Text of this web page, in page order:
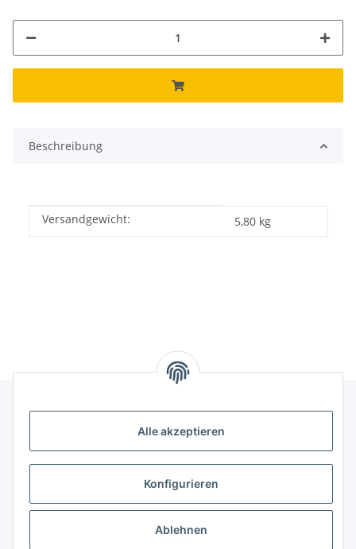
Alle akzeptieren
Konfigurieren
Ablehnen
Beschreibung
Produkteigenschaft
Wert
Versandgewicht: 5,80 kg